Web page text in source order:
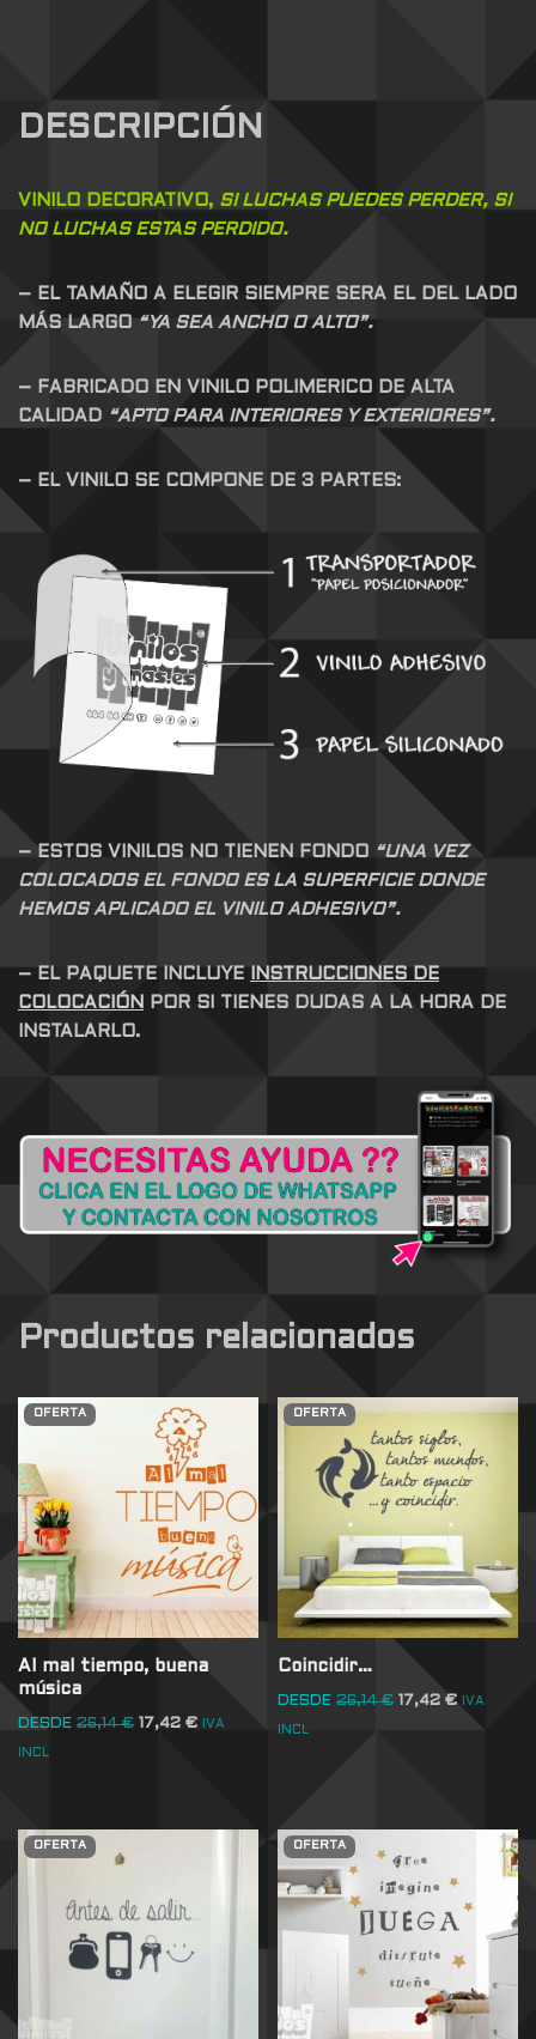
DESCRIPCIÓN
VINILO DECORATIVO, SI LUCHAS PUEDES PERDER, SI
NO LUCHAS ESTAS PERDIDO.
– EL TAMAÑO A ELEGIR SIEMPRE SERA EL DEL LADO
MÁS LARGO “YA SEA ANCHO O ALTO”.
– FABRICADO EN VINILO POLIMERICO DE ALTA
CALIDAD “APTO PARA INTERIORES Y EXTERIORES”.
– EL VINILO SE COMPONE DE 3 PARTES:
– ESTOS VINILOS NO TIENEN FONDO
“UNA VEZ
COLOCADOS EL FONDO ES LA SUPERFICIE DONDE
HEMOS APLICADO EL VINILO ADHESIVO”.
– EL PAQUETE INCLUYE
INSTRUCCIONES DE
COLOCACIÓN
POR SI TIENES DUDAS A LA HORA DE
INSTALARLO.
Productos relacionados
OFERTA
Al mal tiempo, buena
música
DESDE 26,14€ 17,42 € IVA
INCL
OFERTA
Coincidir…
DESDE 26,14€ 17,42€ IVA
INCL
OFERTA OFERTA